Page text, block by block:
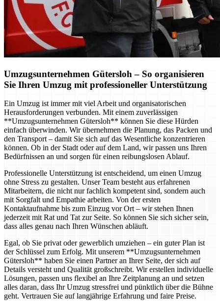
Umzugsunternehmen Gütersloh – So organisieren
Sie Ihren Umzug mit professioneller Unterstützung
Ein Umzug ist immer mit viel Arbeit und organisatorischen
Herausforderungen verbunden. Mit einem zuverlässigen
**Umzugsunternehmen Gütersloh** können Sie diese Hürden
einfach überwinden. Wir übernehmen die Planung, das Packen und
den Transport – damit Sie sich auf das Wesentliche konzentrieren
können. Ob in der Stadt oder auf dem Land, wir passen uns Ihren
Bedürfnissen an und sorgen für einen reibungslosen Ablauf.
Professionelle Unterstützung ist entscheidend, um einen Umzug
ohne Stress zu gestalten. Unser Team besteht aus erfahrenen
Mitarbeitern, die nicht nur fachlich kompetent sind, sondern auch
mit Sorgfalt und Empathie arbeiten. Von der ersten
Kontaktaufnahme bis zum Einzug vor Ort – wir stehen Ihnen
jederzeit mit Rat und Tat zur Seite. So können Sie sich sicher sein,
dass alles genau nach Ihren Wünschen abläuft.
Egal, ob Sie privat oder gewerblich umziehen – ein guter Plan ist
der Schlüssel zum Erfolg. Mit unserem **Umzugsunternehmen
Gütersloh** haben Sie einen Partner an Ihrer Seite, der sich auf
Details versteht und Qualität großschreibt. Wir erstellen individuelle
Lösungen, passen uns flexibel an Ihre Zeitplanung an und setzen
alles daran, dass Ihr Umzug stressfrei und pünktlich über die Bühne
geht. Vertrauen Sie auf langjährige Erfahrung und faire Preise.